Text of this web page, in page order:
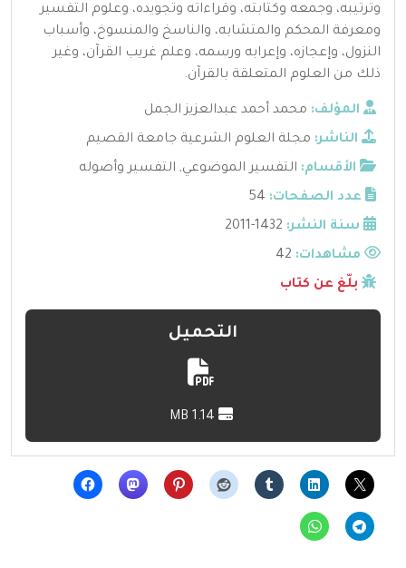
وترتيبه، وجمعه وكتابته، وقراءاته وتجويده، وعلوم التفسير
ومعرفة المحكم والمتشابه، والناسخ والمنسوخ، وأسباب
النزول، وإعجازه، وإعرابه ورسمه، وعلم غريب القرآن، وغير
ذلك من العلوم المتعلقة بالقرآن.
المؤلف: محمد أحمد عبدالعزيز الجمل
الناشر: مجلة العلوم الشرعية جامعة القصيم
الأقسام: التفسير الموضوعي, التفسير وأصوله
عدد الصفحات: 54
سنة النشر: 1432-2011
مشاهدات:
بلّغ عن كتاب
التحميل